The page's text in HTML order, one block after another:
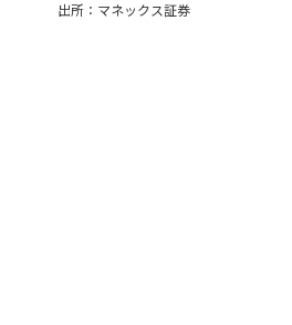
出所：マネックス証券